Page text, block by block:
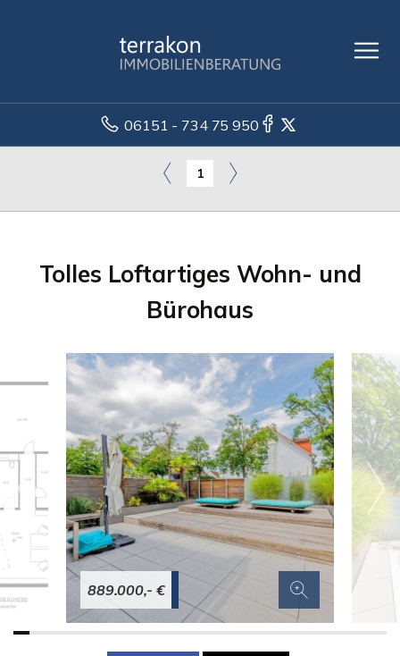
06151 - 734 75 950
1
Tolles Loftartiges Wohn- und
Bürohaus
889.000,- €